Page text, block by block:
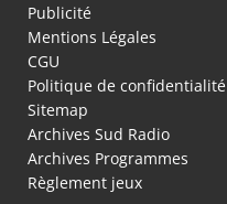
Publicité
Mentions Légales
CGU
Politique de confidentialité
Sitemap
Archives Sud Radio
Archives Programmes
Règlement jeux